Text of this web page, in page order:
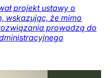
projekt ustawy o
wskazując, że mimo
prowadzą do